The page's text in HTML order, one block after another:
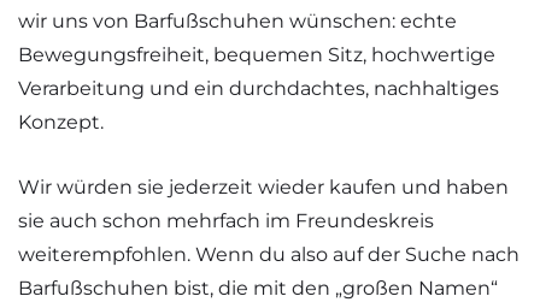
wir uns von Barfußschuhen wünschen: echte
Bewegungsfreiheit, bequemen Sitz, hochwertige
Verarbeitung und ein durchdachtes, nachhaltiges
Konzept.
Wir würden sie jederzeit wieder kaufen und haben
sie auch schon mehrfach im Freundeskreis
weiterempfohlen. Wenn du also auf der Suche nach
Barfußschuhen bist, die mit den „großen Namen“